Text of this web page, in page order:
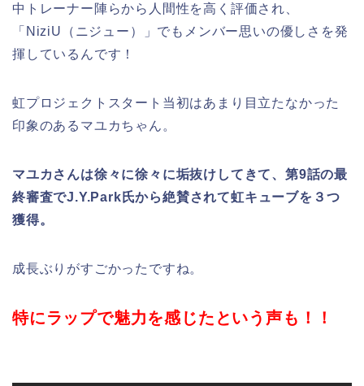
中トレーナー陣らから人間性を高く評価され、
「NiziU（ニジュー）」でもメンバー思いの優しさを発
揮しているんです！
虹プロジェクトスタート当初はあまり目立たなかった
印象のあるマユカちゃん。
マユカさんは徐々に徐々に垢抜け してきて、第9話の最
終審査でJ.Y.Park氏から絶賛されて虹キューブを３つ
獲得。
成長ぶりがすごかったですね。
特にラップで魅力を感じたという声も！！